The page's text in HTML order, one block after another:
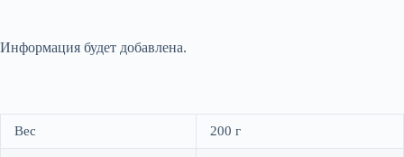
Информация будет добавлена.
Вес 200 г